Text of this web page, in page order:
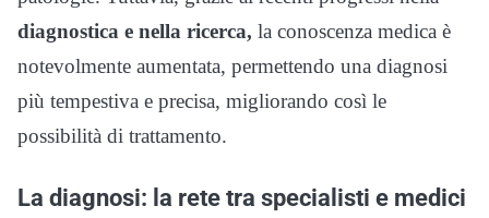
diagnostica e nella ricerca, la conoscenza medica è
notevolmente aumentata, permettendo una diagnosi
più tempestiva e precisa, migliorando così le
possibilità di trattamento.
La diagnosi: la rete tra specialisti e medici